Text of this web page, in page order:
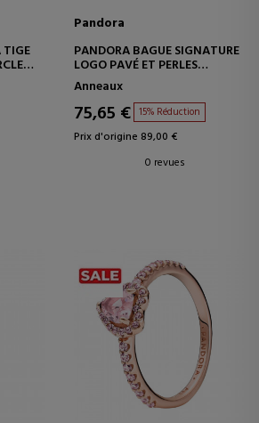
TIGE
Pandora
PANDORA BAGUE SIGNATURE
LOGO PAVÉ ET PERLES
192312C01
Anneaux
75,65 € 15% Réduction
Prix d'origine 89,00 €
0 revues